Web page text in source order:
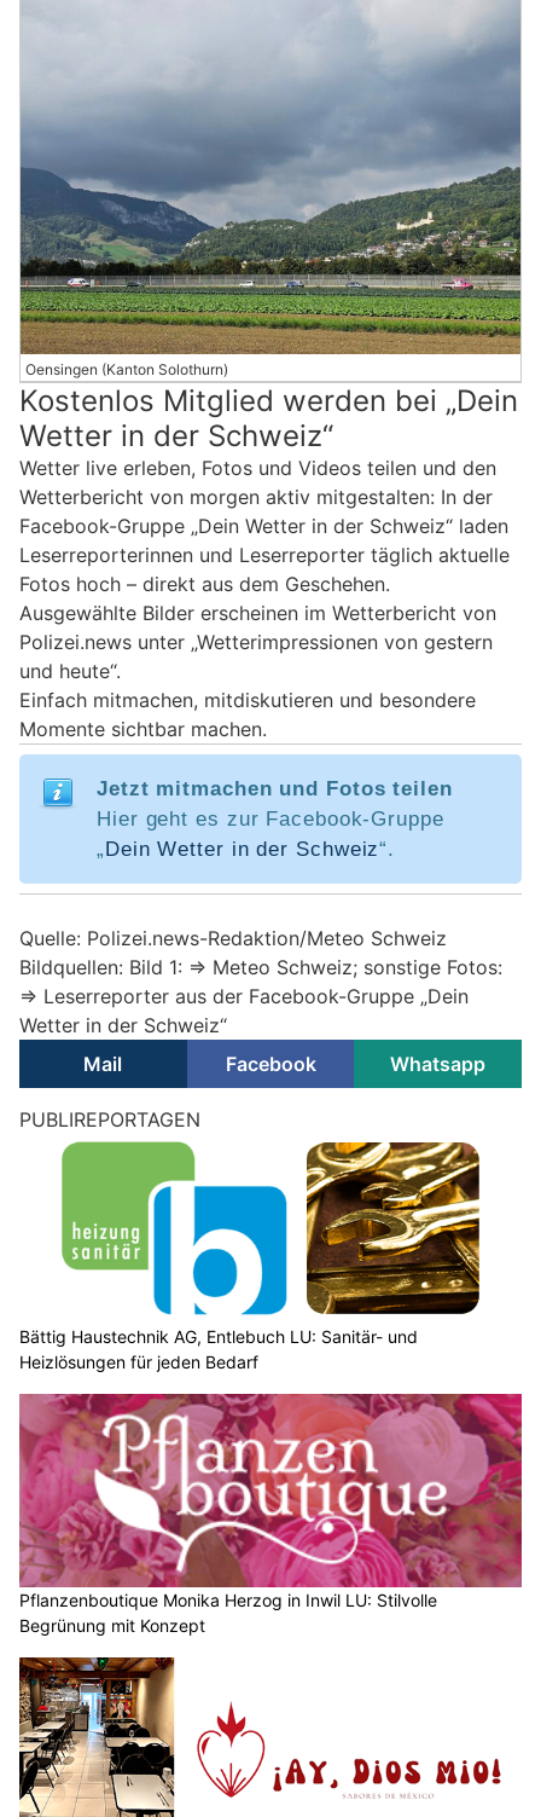
Oensingen (Kanton Solothurn)
Kostenlos Mitglied werden bei „Dein
Wetter in der Schweiz“
Wetter live erleben, Fotos und Videos teilen und den
Wetterbericht von morgen aktiv mitgestalten: In der
Facebook-Gruppe „Dein Wetter in der Schweiz“ laden
Leserreporterinnen und Leserreporter täglich aktuelle
Fotos hoch – direkt aus dem Geschehen.
Ausgewählte Bilder erscheinen im Wetterbericht von
Polizei.news unter „Wetterimpressionen von gestern
und heute“.
Einfach mitmachen, mitdiskutieren und besondere
Momente sichtbar machen.
Jetzt mitmachen und Fotos teilen
Hier geht es zur Facebook-Gruppe
„Dein Wetter in der Schweiz“.
Quelle: Polizei.news-Redaktion/Meteo Schweiz
Bildquellen: Bild 1: => Meteo Schweiz; sonstige Fotos:
=> Leserreporter aus der Facebook-Gruppe „Dein
Wetter in der Schweiz“
Mail
Facebook Whatsapp
PUBLIREPORTAGEN
Bättig Haustechnik AG, Entlebuch LU: Sanitär- und
Heizlösungen für jeden Bedarf
Pflanzenboutique Monika Herzog in Inwil LU: Stilvolle
Begrünung mit Konzept